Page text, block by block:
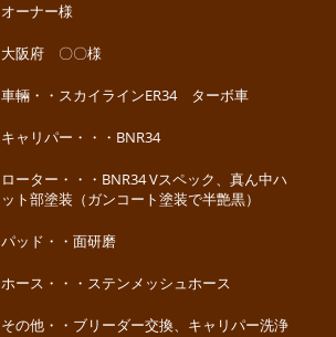
オーナー様
大阪府 〇〇様
車輛・・スカイラインER34 ターボ車
キャリパー・・・BNR34
ローター・・・BNR34 Vスペック、真ん中ハ
ット部塗装（ガンコート塗装で半艶黒）
パッド・・面研磨
ホース・・・ステンメッシュホース
その他・・ブリーダー交換、キャリパー洗浄